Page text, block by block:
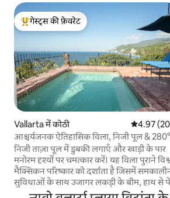
गेस्ट्स का टॉप फ़ेवरेट
गेस्ट्स की फ़ेवरेट
Vallarta में कोठी औसत रेटिंग
4.97
आश्चर्यजनक ऐतिहासिक विला, निजी पूल & 280°
दृश्य
निजी ताज़ा पूल में डुबकी लगाएँ और खाड़ी के पार
मनोरम दृश्यों पर चमत्कार करें। यह विला पुराने
मैक्सिकन परिष्कार को दर्शाता है जिसमें
सुविधाओं के साथ उजागर लकड़ी के बीम, हाथ से
की गई टाइलें और औपनिवेशिक प्राचीन वस्तुएं हैं।